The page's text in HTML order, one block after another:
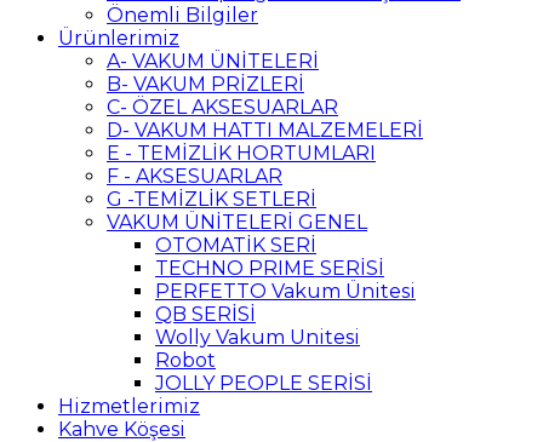
Önemli Bilgiler
Ürünlerimiz
A- VAKUM ÜNİTELERİ
B- VAKUM PRİZLERİ
C- ÖZEL AKSESUARLAR
D- VAKUM HATTI MALZEMELERİ
E - TEMİZLİK HORTUMLARI
F - AKSESUARLAR
G -TEMİZLİK SETLERİ
VAKUM ÜNİTELERİ GENEL
OTOMATİK SERİ
TECHNO PRIME SERİSİ
PERFETTO Vakum Ünitesi
QB SERİSİ
Wolly Vakum Unitesi
Robot
JOLLY PEOPLE SERİSİ
Hizmetlerimiz
Kahve Köşesi